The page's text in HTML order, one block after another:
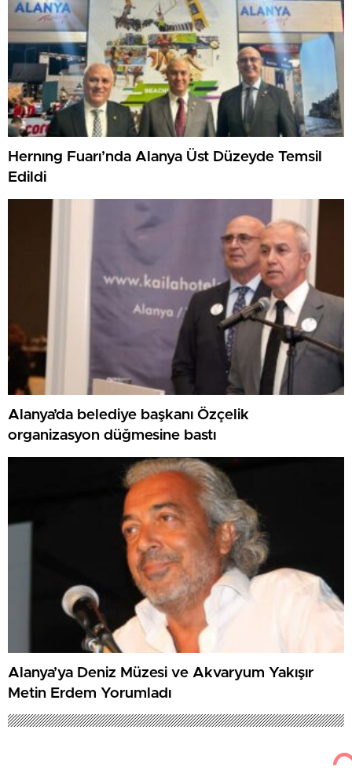
Hernıng Fuarı’nda Alanya Üst Düzeyde Temsil
Edildi
Alanya’da belediye başkanı Özçelik
organizasyon düğmesine bastı
Alanya’ya Deniz Müzesi ve Akvaryum Yakışır
Metin Erdem Yorumladı